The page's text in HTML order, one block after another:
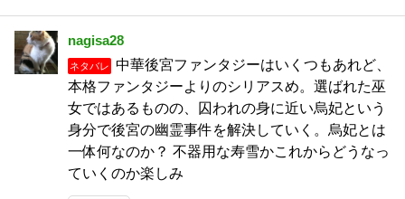
nagisa28
ネタバレ
中華後宮ファンタジーはいくつもあれど、
本格ファンタジーよりのシリアスめ。選ばれた巫
女ではあるものの、囚われの身に近い烏妃という
身分で後宮の幽霊事件を解決していく。烏妃とは
一体何なのか？ 不器用な寿雪かこれからどうなっ
ていくのか楽しみ